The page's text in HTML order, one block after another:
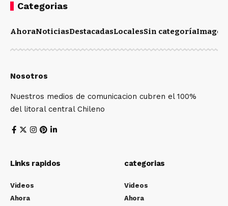
Categorias
AhoraNoticiasDestacadasLocalesSin categoríaImagen
Nosotros
Nuestros medios de comunicacion cubren el 100%
del litoral central Chileno
Links rapidos
Videos
Ahora
categorias
Videos
Ahora